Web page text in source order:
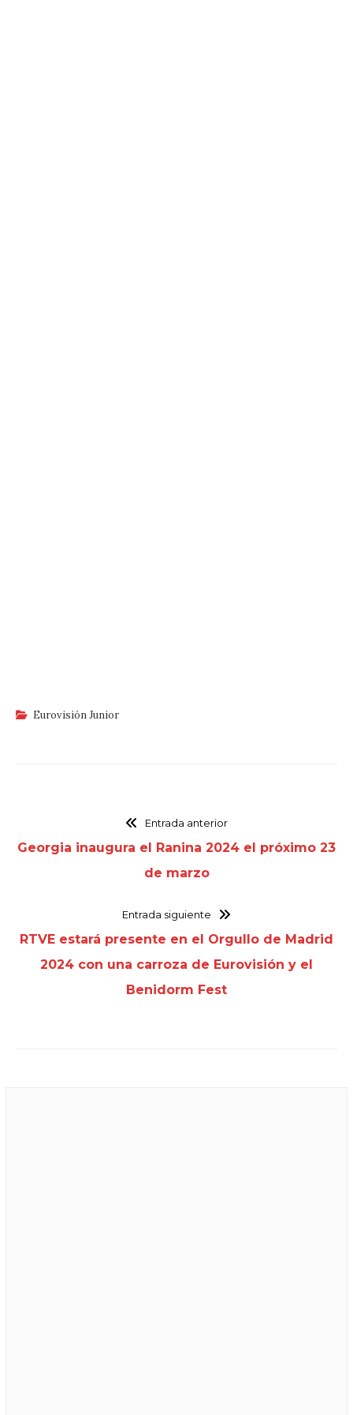
Eurovisión Junior
Entrada anterior
Georgia inaugura el Ranina 2024 el próximo 23
de marzo
Entrada siguiente
RTVE estará presente en el Orgullo de Madrid
2024 con una carroza de Eurovisión y el
Benidorm Fest